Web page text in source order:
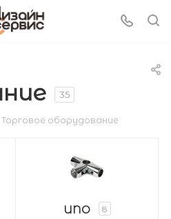
35
Торговое оборудование
UNO 8